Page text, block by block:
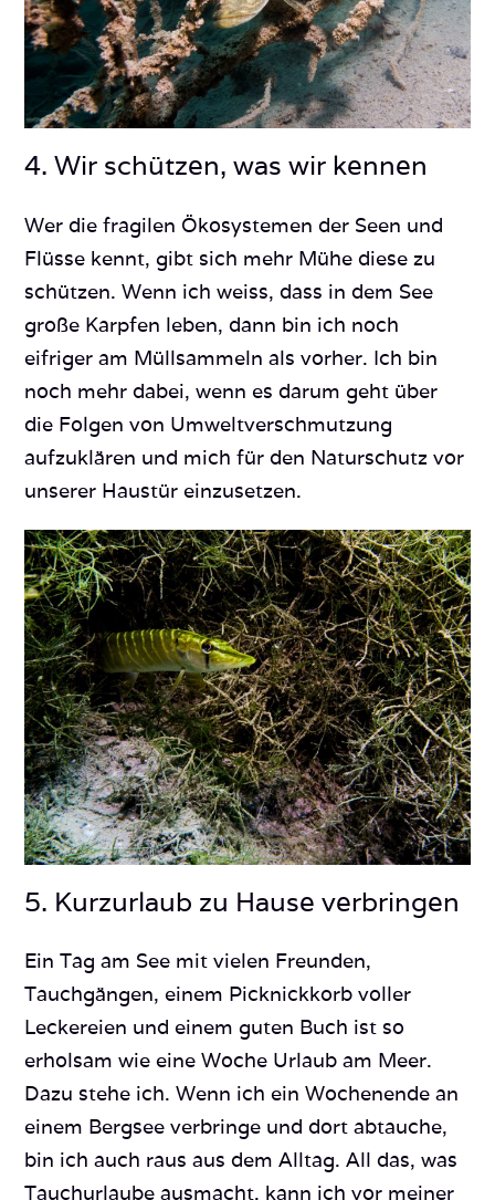
4. Wir schützen, was wir kennen
Wer die fragilen Ökosystemen der Seen und
Flüsse kennt, gibt sich mehr Mühe diese zu
schützen. Wenn ich weiss, dass in dem See
große Karpfen leben, dann bin ich noch
eifriger am Müllsammeln als vorher. Ich bin
noch mehr dabei, wenn es darum geht über
die Folgen von Umweltverschmutzung
aufzuklären und mich für den Naturschutz vor
unserer Haustür einzusetzen.
5. Kurzurlaub zu Hause verbringen
Ein Tag am See mit vielen Freunden,
Tauchgängen, einem Picknickkorb voller
Leckereien und einem guten Buch ist so
erholsam wie eine Woche Urlaub am Meer.
Dazu stehe ich. Wenn ich ein Wochenende an
einem Bergsee verbringe und dort abtauche,
bin ich auch raus aus dem Alltag. All das, was
Tauchurlaube ausmacht, kann ich vor meiner